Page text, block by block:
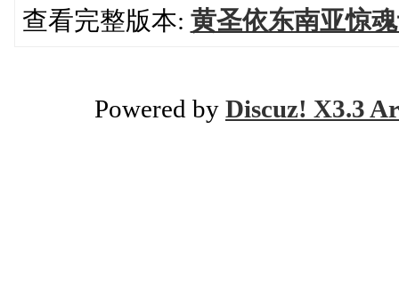
查看完整版本: 黄圣依东南亚惊
Powered by Discuz! X3.3